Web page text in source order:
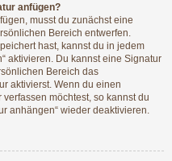
anfügen?
musst du zunächst eine
Bereich entwerfen.
hast, kannst du in jedem
aktivieren. Du kannst eine Signatur
Bereich das
aktivierst. Wenn du einen
möchtest, so kannst du
anhängen“ wieder deaktivieren.